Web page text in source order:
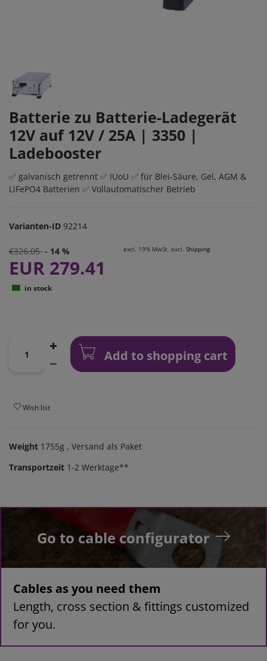
Batterie zu Batterie-Ladegerät
12V auf 12V / 25A | 3350 |
Ladebooster
✅ galvanisch getrennt ✅ IUoU ✅ für Blei-Säure, Gel, AGM &
LiFePO4 Batterien ✅ Vollautomatischer Betrieb
Varianten-ID 92214
€326.05 - 14 %
EUR 279.41
excl. 19% MwSt. excl. Shipping
in stock
Add to shopping cart
Wish list
Weight 1755g , Versand als Paket
Transportzeit 1-2 Werktage**
Go to cable configurator
Cables as you need them
Length, cross section & fittings customized
for you.